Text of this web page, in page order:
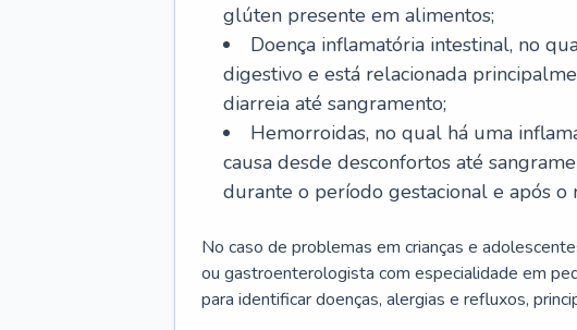
glúten presente em alimentos;
Doença inflamatória intestinal, no
digestivo e está relacionada
diarreia até sangramento;
Hemorroidas, no qual há uma
causa desde desconfortos até
durante o período gestacional e após o
No caso de problemas em crianças e
ou gastroenterologista com especialidade em
para identificar doenças, alergias e refluxos,